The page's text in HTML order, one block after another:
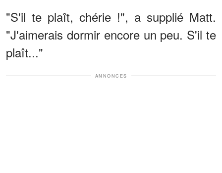
"S'il te plaît, chérie !", a supplié Matt.
"J'aimerais dormir encore un peu. S'il te
plaît..."
ANNONCES